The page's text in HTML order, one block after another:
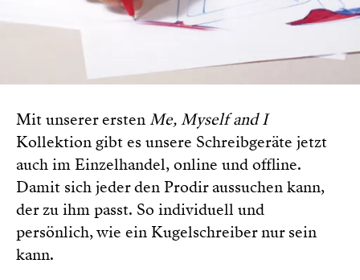
Mit unserer erstenMe, Myself and I
Kollektion gibt es unsere Schreibgeräte jetzt
auch im Einzelhandel, online und offline.
Damit sich jeder den Prodir aussuchen kann,
der zu ihm passt. So individuell und
persönlich, wie ein Kugelschreiber nur sein
kann.